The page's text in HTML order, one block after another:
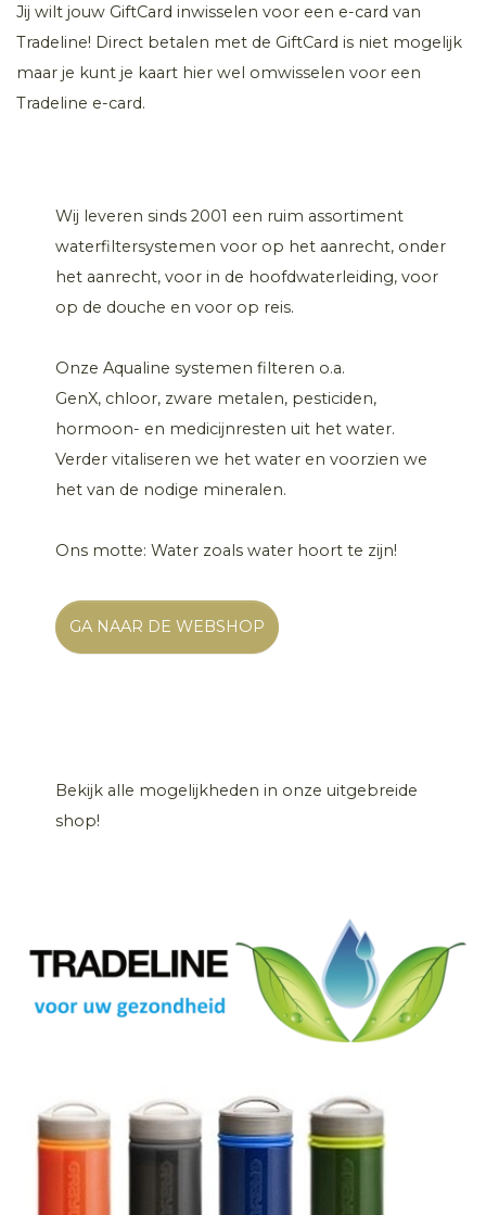
Jij wilt jouw GiftCard inwisselen voor een e-card van
Tradeline! Direct betalen met de GiftCard is niet mogelijk
maar je kunt je kaart hier wel omwisselen voor een
Tradeline e-card.
Wij leveren sinds 2001 een ruim assortiment
waterfiltersystemen voor op het aanrecht, onder
het aanrecht, voor in de hoofdwaterleiding, voor
op de douche en voor op reis.
Onze Aqualine systemen filteren o.a.
GenX, chloor, zware metalen, pesticiden,
hormoon- en medicijnresten uit het water.
Verder vitaliseren we het water en voorzien we
het van de nodige mineralen.
Ons motte: Water zoals water hoort te zijn!
GA NAAR DE WEBSHOP
Bekijk alle mogelijkheden in onze uitgebreide
shop!